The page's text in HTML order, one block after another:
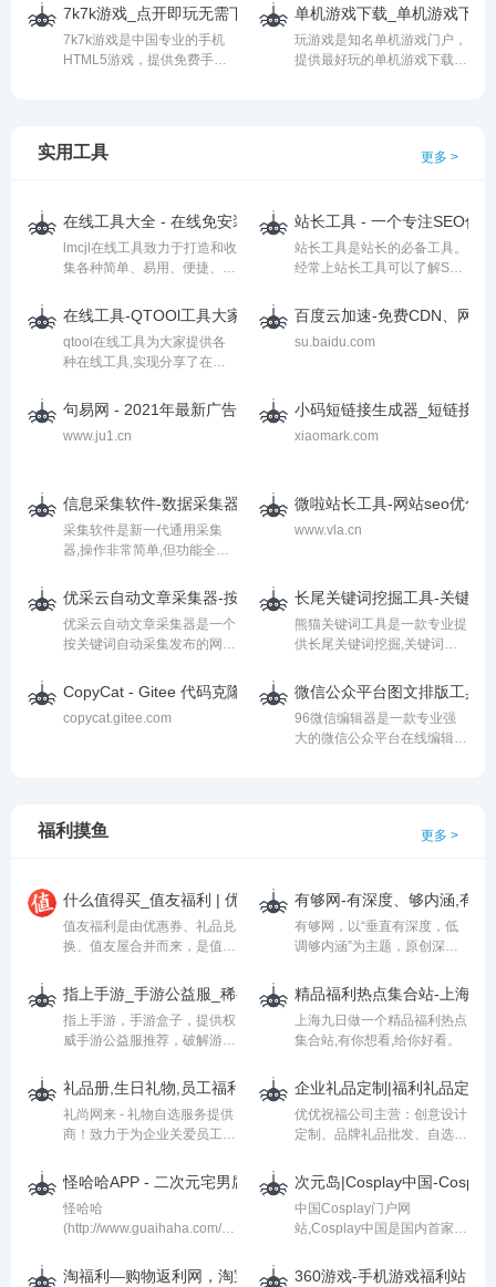
媒体播放、输入法、QQ工
具、手机主题和驱动等丰富的
绿色软件下载,互联网软件资
源共享的宝藏!－中关村在线
说下载,电子书下载,全本小说
下载
7k7k游戏_点开即玩无需下载_H5游戏_在线手机小游戏_手机网
7k7k游戏是中国专业的手机
HTML5游戏，提供免费手机
单机游戏下载_单机游戏下
玩游戏是知名单机游戏门户，
提供最好玩的单机游戏下载大
实用工具 更多 >
在线工具大全 - 在线免安装的工具网站 - lmcjl在线工具
lmcjl在线工具致力于打造和收
集各种简单、易用、便捷、免
户无需下载安装即可使用各种
各样优秀的在线工具。
站长工具 - 一个专注SEO优
站长工具是站长的必备工具。
经常上站长工具可以了解SEO
取、检测网站死链接、蜘蛛访
问、HTML格式检测、网站速
度测试、友情链接检查、网站
等。
在线工具-QTOOl工具大家常用的工具箱
qtool在线工具为大家提供各
种在线工具,实现分享了在线
式化与代码压缩处理,代码在
线加密与解密,生活查询,图片
在线批量处理,图片生成等内
百度云加速-免费CDN、网站
su.baidu.com
句易网 - 2021年最新广告法淘宝违禁词敏感词在线查询检测工
www.ju1.cn
小码短链接生成器_短链接
xiaomark.com
信息采集软件-数据采集器-电话号码收集工具-手机号营销网
采集软件是新一代通用采集
器,操作非常简单,但功能全
操作。可依据内容判断相似
度,拥有强大的数据处理能力,
是大数据的通用爬虫集成了数
据挖掘功能【排名出租
微啦站长工具-网站seo优化
www.vla.cn
优采云自动文章采集器-按关键词自动采集发布的网站文章采集
优采云自动文章采集器是一个
按关键词自动采集发布的网站
关键词库，自动识别网页正
文，无需编写采集规则，智能
计算文章与关键词的相关度，
长尾关键词挖掘工具-关键词
熊猫关键词工具是一款专业提
供长尾关键词挖掘,关键词指
的官网不仅提供了熊猫关键词
软件下载还有网页版词库,竞
价查询,使用帮助,常见问题解
答等模块和内容。
CopyCat - Gitee 代码克隆检测工具
copycat.gitee.com
微信公众平台图文排版工具
96微信编辑器是一款专业强
大的微信公众平台在线编辑排
福利摸鱼 更多 >
什么值得买_值友福利 | 优惠券_礼品兑换_福利社区
值友福利是由优惠券、礼品兑
换、值友屋合并而来，是值友
券到幸运大抽奖应有尽有。
有够网-有深度、够内涵,有够
有够网，以“垂直有深度，低
调够内涵”为主题，原创深度
利资源，做到有图有真相，让
你的生活从此有点意思，做自
媒体就得“有”深度、“够”内
涵！
指上手游_手游公益服_稀有手游_手机游戏无限元宝服_手游福
指上手游，手游盒子，提供权
威手游公益服推荐，破解游戏
平台_指上手游_手游公益服_
稀有手游_手机游戏无限元宝
服_手游福利_变态手游盒子
精品福利热点集合站-上海九
上海九日做一个精品福利热点
集合站,有你想看,给你好看。
礼品册,生日礼物,员工福利,礼品册公司,【礼尚网来】
礼尚网来 - 礼物自选服务提供
商！致力于为企业关爱员工、
决方案。全网30天无理由退
换货、全场免运费、客服热
线：4000-700-130
企业礼品定制|福利礼品定制
优优祝福公司主营：创意设计
定制、品牌礼品批发、自选礼
系统、采销电商服务平台、集
采管理系统等六大特色业务。
提供文创产品定制，礼品卡，
礼品册，金银币定制，庆典纪
礼品定制，品牌产品批发，积
怪哈哈APP - 二次元宅男腐女福利区。
怪哈哈
(http://www.guaihaha.com/)
丝,绅士,Coser,绝对领
次元岛|Cosplay中国-
中国Cosplay门户网
站,Cosplay中国是国内首家专
门户网站，主要内容为
淘福利—购物返利网，淘宝天猫返利返现，京东返利返现
360游戏-手机游戏福利站